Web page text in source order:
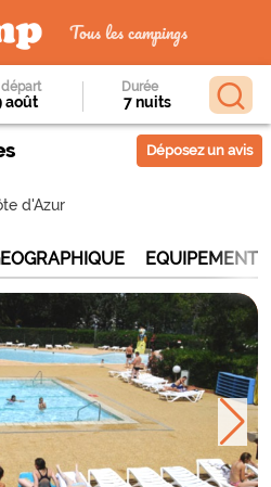
Tous les campings
Durée
d'Azur
Déposez un avis